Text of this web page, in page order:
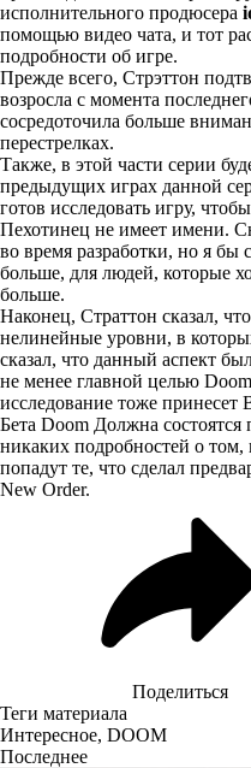
исполнительного продюсера
помощью видео чата, и тот
подробности об игре.
Прежде всего, Стрэттон
возросла с момента
сосредоточила больше
перестрелках.
Также, в этой части серии
предыдущих играх данной
готов исследовать игру,
Пехотинец не имеет имени.
во время разработки, но я бы
больше, для людей, которые
больше.
Наконец, Страттон сказал,
нелинейные уровни, в
сказал, что данный аспект
не менее главной целью
исследование тоже принесет
Бета Doom Должна
никаких подробностей о том,
попадут те, что сделал
New Order.
Поделиться
Теги материала
Интересное, DOOM
Последнее